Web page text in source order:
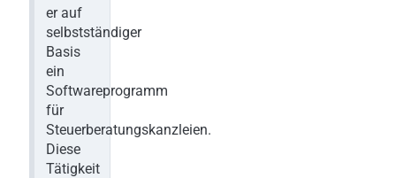
er auf
selbstständiger
Basis
ein
Softwareprogramm
für
Steuerberatungskanzleien.
Diese
Tätigkeit